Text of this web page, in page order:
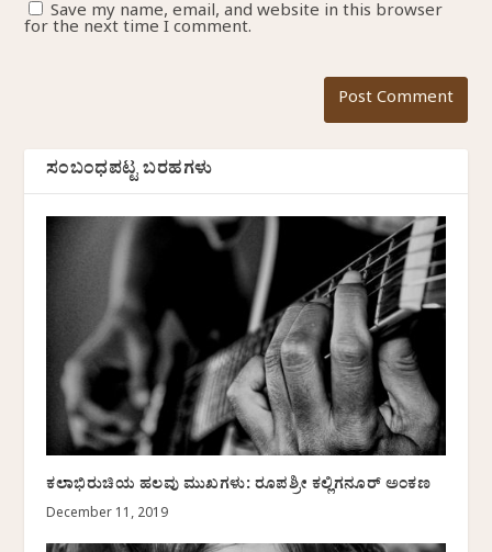
Save my name, email, and website in this browser
for the next time I comment.
ಸಂಬಂಧಪಟ್ಟ ಬರಹಗಳು
ಕಲಾಭಿರುಚಿಯ ಹಲವು ಮುಖಗಳು: ರೂಪಶ್ರೀ ಕಲ್ಲಿಗನೂರ್ ಅಂಕಣ
December 11, 2019